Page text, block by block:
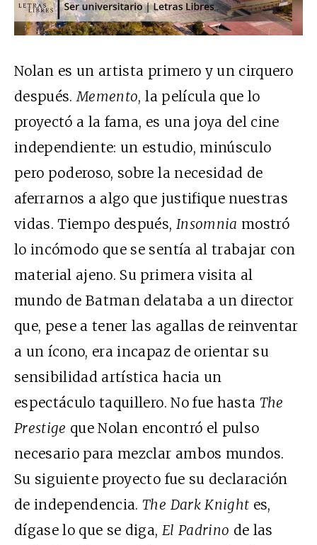
Nolan es un artista primero y un cirquero
después.Memento, la película que lo
proyectó a la fama, es una joya del cine
independiente: un estudio, minúsculo
pero poderoso, sobre la necesidad de
aferrarnos a algo que justifique nuestras
vidas. Tiempo después, Insomnia mostró
lo incómodo que se sentía al trabajar con
material ajeno. Su primera visita al
mundo de Batman delataba a un director
que, pese a tener las agallas de reinventar
a un ícono, era incapaz de orientar su
sensibilidad artística hacia un
espectáculo taquillero. No fue hasta The
Prestige que Nolan encontró el pulso
necesario para mezclar ambos mundos.
Su siguiente proyecto fue su declaración
de independencia.The Dark Knight es,
dígase lo que se diga, El Padrino de las